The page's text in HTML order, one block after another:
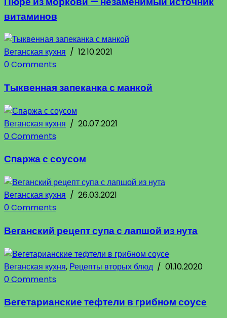
витаминов
Веганская кухня / 12.10.2021
0 Comments
Тыквенная запеканка с манкой
Веганская кухня / 20.07.2021
0 Comments
Спаржа с соусом
Веганская кухня / 26.03.2021
0 Comments
Веганский рецепт супа с лапшой из нута
Веганская кухня, Рецепты вторых блюд / 01.10.2020
0 Comments
Вегетарианские тефтели в грибном соусе